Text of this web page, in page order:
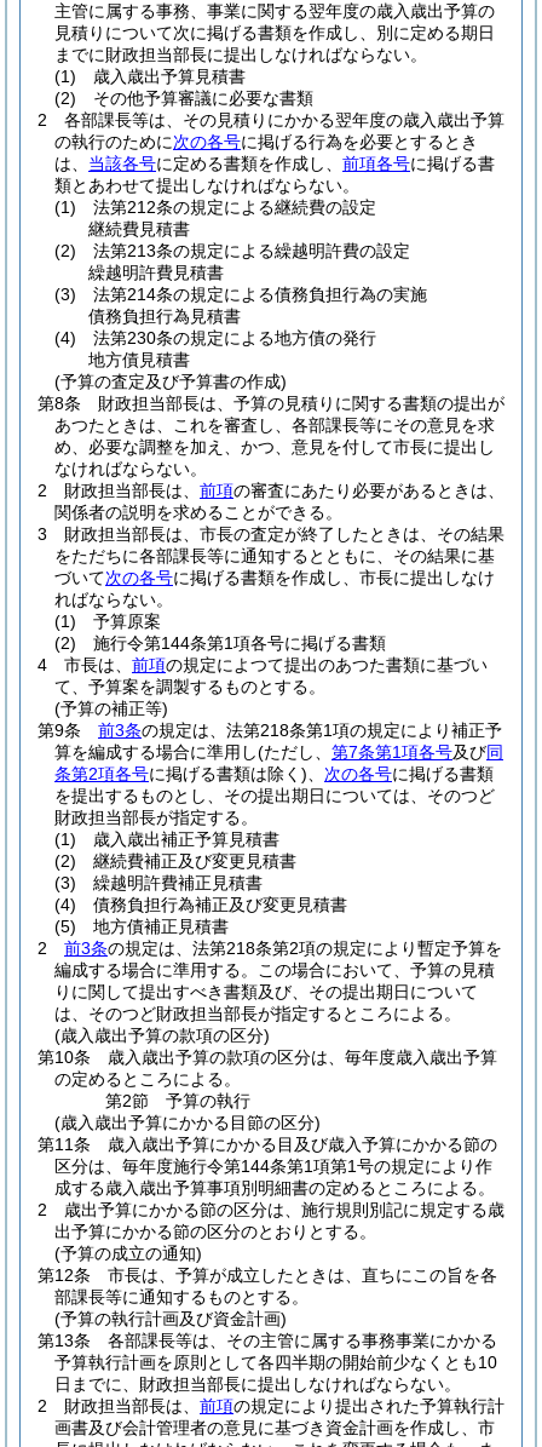
主管に属する事務、事業に関する翌年度の歳入歳出予算の
見積りについて次に掲げる書類を作成し、別に定める期日
までに財政担当部長に提出しなければならない。
(1)
歳入歳出予算見積書
(2)
その他予算審議に必要な書類
2
各部課長等は、その見積りにかかる翌年度の歳入歳出予算
の執行のために次の各号に掲げる行為を必要とするとき
は、 当該各号に定める書類を作成し、 前項各号に掲げる書
類とあわせて提出しなければならない。
(1)
法第212条の規定による継続費の設定
継続費見積書
(2)
法第213条の規定による繰越明許費の設定
繰越明許費見積書
(3)
法第214条の規定による債務負担行為の実施
債務負担行為見積書
(4)
法第230条の規定による地方債の発行
地方債見積書
(予算の査定及び予算書の作成)
第8条
財政担当部長は、予算の見積りに関する書類の提出が
あつたときは、これを審査し、各部課長等にその意見を求
め、必要な調整を加え、かつ、意見を付して市長に提出し
なければならない。
2
財政担当部長は、 前項の審査にあたり必要があるときは、
関係者の説明を求めることができる。
3
財政担当部長は、市長の査定が終了したときは、その結果
をただちに各部課長等に通知するとともに、その結果に基
づいて次の各号に掲げる書類を作成し、市長に提出しなけ
ればならない。
(1)
予算原案
(2)
施行令第144条第1項各号に掲げる書類
4
市長は、 前項の規定によつて提出のあつた書類に基づい
て、予算案を調製するものとする。
(予算の補正等)
第9条
前3条の規定は、法第218条第1項の規定により補正予
算を編成する場合に準用し(ただし、 第7条第1項各号及び同
条第2項各号に掲げる書類は除く) 次の各号に掲げる書類
を提出するものとし、その提出期日については、そのつど
財政担当部長が指定する。
(1)
歳入歳出補正予算見積書
(2)
継続費補正及び変更見積書
(3)
繰越明許費補正見積書
(4)
債務負担行為補正及び変更見積書
(5)
地方債補正見積書
2
前3条の規定は、法第218条第2項の規定により暫定予算を
編成する場合に準用する。
この場合において、予算の見積
りに関して提出すべき書類及び、その提出期日について
は、そのつど財政担当部長が指定するところによる。
(歳入歳出予算の款項の区分)
第10条
歳入歳出予算の款項の区分は、毎年度歳入歳出予算
の定めるところによる。
第2節
予算の執行
(歳入歳出予算にかかる目節の区分)
第11条
歳入歳出予算にかかる目及び歳入予算にかかる節の
区分は、毎年度施行令第144条第1項第1号の規定により作
成する歳入歳出予算事項別明細書の定めるところによる。
2
歳出予算にかかる節の区分は、施行規則別記に規定する歳
出予算にかかる節の区分のとおりとする。
(予算の成立の通知)
第12条
市長は、予算が成立したときは、直ちにこの旨を各
部課長等に通知するものとする。
(予算の執行計画及び資金計画)
第13条
各部課長等は、その主管に属する事務事業にかかる
予算執行計画を原則として各四半期の開始前少なくとも10
日までに、財政担当部長に提出しなければならない。
2
財政担当部長は、 前項の規定により提出された予算執行計
画書及び会計管理者の意見に基づき資金計画を作成し、市